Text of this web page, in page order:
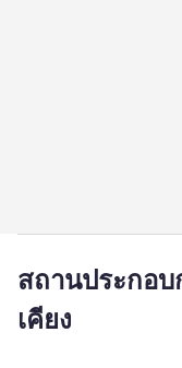
สถานประกอบ
เคียง